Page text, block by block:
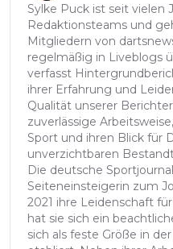
Sylke Puck ist seit vielen
Redaktionsteams und
Mitgliedern von
regelmäßig in Liveblogs
verfasst
ihrer Erfahrung und
Qualität unserer
zuverlässige
Sport und ihren Blick für
unverzichtbaren
Die deutsche
Seiteneinsteigerin zum
2021 ihre Leidenschaft
hat sie sich ein
sich als feste Größe in